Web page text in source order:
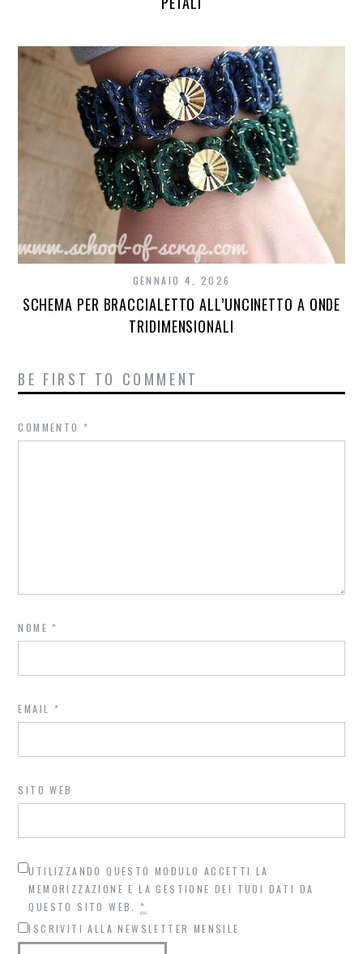
GENNAIO 4, 2026
SCHEMA PER BRACCIALETTO ALL’UNCINETTO A ONDE
TRIDIMENSIONALI
BE FIRST TO COMMENT
COMMENTO*
NOME*
EMAIL *
SITO WEB
UTILIZZANDO QUESTO MODULO ACCETTI LA
MEMORIZZAZIONE E LA GESTIONE DEI TUOI DATI DA
QUESTO SITO WEB.*
ISCRIVITI ALLA NEWSLETTER MENSILE